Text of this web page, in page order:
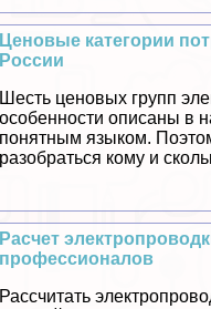
Ценовые категории
России
Шесть ценовых групп
особенности описаны в
понятным языком.
разобраться кому и
Расчет
профессионалов
Рассчитать